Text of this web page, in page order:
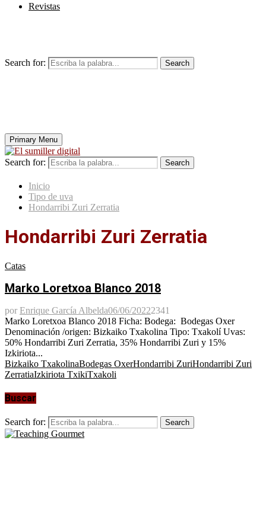
Revistas
Search for: Search
Primary Menu
Search for: Search
Inicio
Tipo de uva
Hondarribi Zuri Zerratia
Hondarribi Zuri Zerratia
Catas
Marko Loretxoa Blanco 2018
por Enrique García Albelda06/06/20222341
Marko Loretxoa Blanco 2018 Ficha: Bodega: Bodegas Oxer
Denominación /origen: Bizkaiko Txakolina Tipo: Txakolí Uvas:
50% Hondarribi Zuri Zerratia, 35% Hondarribi Zuri y 15%
Izkiriota...
Bizkaiko TxakolinaBodegas OxerHondarribi ZuriHondarribi Zuri
ZerratiaIzkiriota TxikiTxakoli
Buscar
Search for: Search